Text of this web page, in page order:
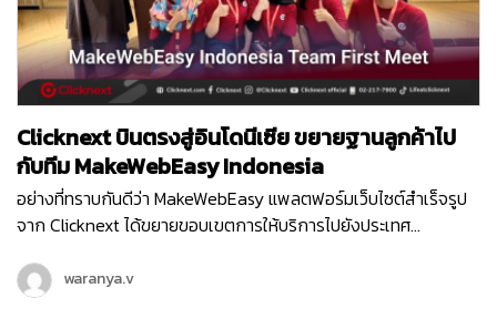
Clicknext บินตรงสู่อินโดนีเซีย ขยายฐานลูกค้าไป
กับทีม MakeWebEasy Indonesia
อย่างที่ทราบกันดีว่า MakeWebEasy แพลตฟอร์มเว็บไซต์สำเร็จรูป
จาก Clicknext ได้ขยายขอบเขตการให้บริการไปยังประเทศ
และการลงทุนดาวเด่นของ South East Asia ตั้งแต่เดือนกุมภาพันธ์
ปี 2564 จนปัจจุบันเข้าปีที่ 3 ทีม MakeWebEasy Indonesia ของเรา
waranya.v